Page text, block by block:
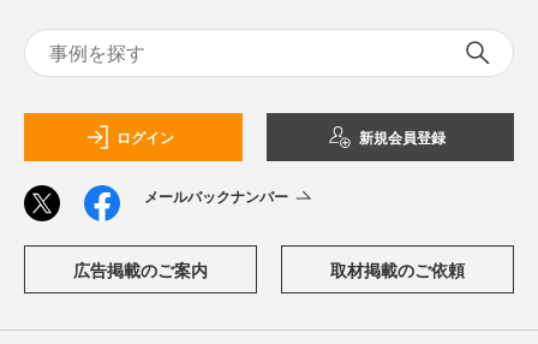
ログイン 新規会員登録
メールバックナンバー
広告掲載のご案内 取材掲載のご依頼